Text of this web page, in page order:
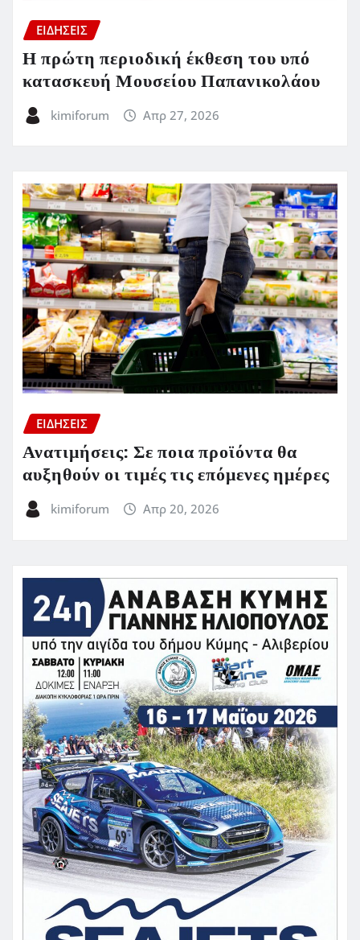
ΕΙΔΗΣΕΙΣ
Η πρώτη περιοδική έκθεση του υπό
κατασκευή Μουσείου Παπανικολάου
kimiforum Απρ 27, 2026
ΕΙΔΗΣΕΙΣ
Ανατιμήσεις: Σε ποια προϊόντα θα
αυξηθούν οι τιμές τις επόμενες ημέρες
kimiforum Απρ 20, 2026